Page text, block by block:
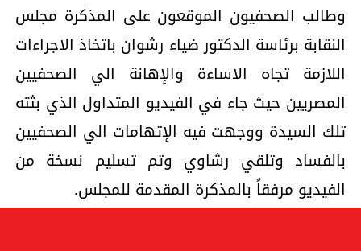
وطالب الصحفيون الموقعون على المذكرة مجلس
النقابة برئاسة الدكتور ضياء رشوان باتخاذ الاجراءات
اللازمة تجاه الاساءة والإهانة الي الصحفيين
المصريين حيث جاء في الفيديو المتداول الذي بثته
تلك السيدة ووجهت فيه الإتهامات الي الصحفيين
بالفساد وتلقي رشاوي وتم تسليم نسخة من
الفيديو مرفقاً بالمذكرة المقدمة للمجلس.